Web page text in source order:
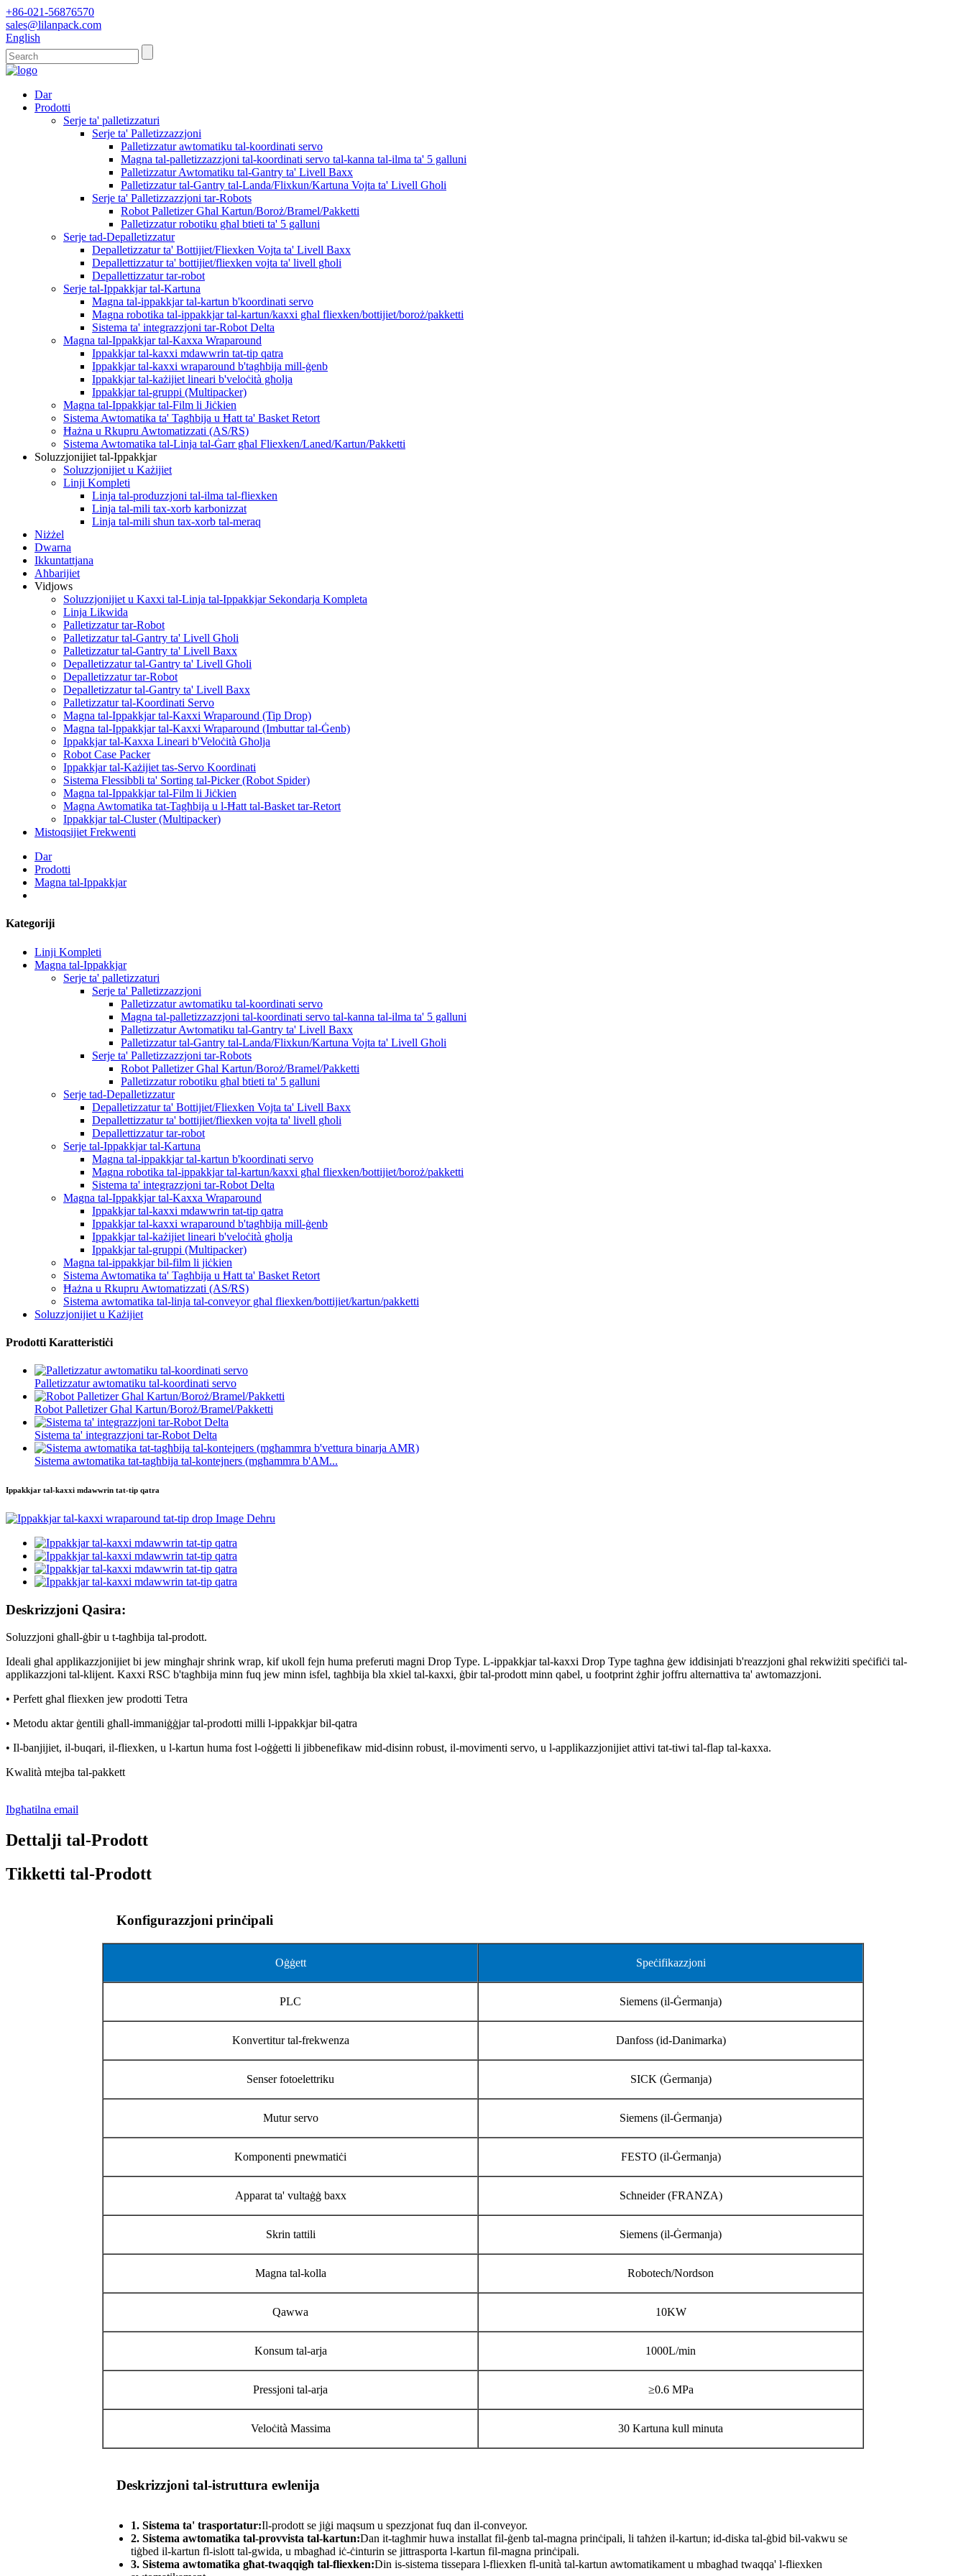
+86-021-56876570
sales@lilanpack.com
English
Dar
Prodotti
Serje ta' palletizzaturi
Serje ta' Palletizzazzjoni
Palletizzatur awtomatiku tal-koordinati servo
Magna tal-palletizzazzjoni tal-koordinati servo tal-kanna tal-ilma ta' 5 galluni
Palletizzatur Awtomatiku tal-Gantry ta' Livell Baxx
Palletizzatur tal-Gantry tal-Landa/Flixkun/Kartuna Vojta ta' Livell Għoli
Serje ta' Palletizzazzjoni tar-Robots
Robot Palletizer Għal Kartun/Boroż/Bramel/Pakketti
Palletizzatur robotiku għal btieti ta' 5 galluni
Serje tad-Depalletizzatur
Depalletizzatur ta' Bottijiet/Fliexken Vojta ta' Livell Baxx
Depallettizzatur ta' bottijiet/fliexken vojta ta' livell għoli
Depallettizzatur tar-robot
Serje tal-Ippakkjar tal-Kartuna
Magna tal-ippakkjar tal-kartun b'koordinati servo
Magna robotika tal-ippakkjar tal-kartun/kaxxi għal fliexken/bottijiet/boroż/pakketti
Sistema ta' integrazzjoni tar-Robot Delta
Magna tal-Ippakkjar tal-Kaxxa Wraparound
Ippakkjar tal-kaxxi mdawwrin tat-tip qatra
Ippakkjar tal-kaxxi wraparound b'tagħbija mill-ġenb
Ippakkjar tal-każijiet lineari b'veloċità għolja
Ippakkjar tal-gruppi (Multipacker)
Magna tal-Ippakkjar tal-Film li Jiċkien
Sistema Awtomatika ta' Tagħbija u Ħatt ta' Basket Retort
Ħażna u Rkupru Awtomatizzati (AS/RS)
Sistema Awtomatika tal-Linja tal-Ġarr għal Fliexken/Laned/Kartun/Pakketti
Soluzzjonijiet tal-Ippakkjar
Soluzzjonijiet u Każijiet
Linji Kompleti
Linja tal-produzzjoni tal-ilma tal-fliexken
Linja tal-mili tax-xorb karbonizzat
Linja tal-mili sħun tax-xorb tal-meraq
Niżżel
Dwarna
Ikkuntattjana
Aħbarijiet
Vidjows
Soluzzjonijiet u Kaxxi tal-Linja tal-Ippakkjar Sekondarja Kompleta
Linja Likwida
Palletizzatur tar-Robot
Palletizzatur tal-Gantry ta' Livell Għoli
Palletizzatur tal-Gantry ta' Livell Baxx
Depalletizzatur tal-Gantry ta' Livell Għoli
Depalletizzatur tar-Robot
Depalletizzatur tal-Gantry ta' Livell Baxx
Palletizzatur tal-Koordinati Servo
Magna tal-Ippakkjar tal-Kaxxi Wraparound (Tip Drop)
Magna tal-Ippakkjar tal-Kaxxi Wraparound (Imbuttar tal-Ġenb)
Ippakkjar tal-Kaxxa Lineari b'Veloċità Għolja
Robot Case Packer
Ippakkjar tal-Każijiet tas-Servo Koordinati
Sistema Flessibbli ta' Sorting tal-Picker (Robot Spider)
Magna tal-Ippakkjar tal-Film li Jiċkien
Magna Awtomatika tat-Tagħbija u l-Ħatt tal-Basket tar-Retort
Ippakkjar tal-Cluster (Multipacker)
Mistoqsijiet Frekwenti
Dar
Prodotti
Magna tal-Ippakkjar
Kategoriji
Linji Kompleti
Magna tal-Ippakkjar
Serje ta' palletizzaturi
Serje ta' Palletizzazzjoni
Palletizzatur awtomatiku tal-koordinati servo
Magna tal-palletizzazzjoni tal-koordinati servo tal-kanna tal-ilma ta' 5 galluni
Palletizzatur Awtomatiku tal-Gantry ta' Livell Baxx
Palletizzatur tal-Gantry tal-Landa/Flixkun/Kartuna Vojta ta' Livell Għoli
Serje ta' Palletizzazzjoni tar-Robots
Robot Palletizer Għal Kartun/Boroż/Bramel/Pakketti
Palletizzatur robotiku għal btieti ta' 5 galluni
Serje tad-Depalletizzatur
Depalletizzatur ta' Bottijiet/Fliexken Vojta ta' Livell Baxx
Depallettizzatur ta' bottijiet/fliexken vojta ta' livell għoli
Depallettizzatur tar-robot
Serje tal-Ippakkjar tal-Kartuna
Magna tal-ippakkjar tal-kartun b'koordinati servo
Magna robotika tal-ippakkjar tal-kartun/kaxxi għal fliexken/bottijiet/boroż/pakketti
Sistema ta' integrazzjoni tar-Robot Delta
Magna tal-Ippakkjar tal-Kaxxa Wraparound
Ippakkjar tal-kaxxi mdawwrin tat-tip qatra
Ippakkjar tal-kaxxi wraparound b'tagħbija mill-ġenb
Ippakkjar tal-każijiet lineari b'veloċità għolja
Ippakkjar tal-gruppi (Multipacker)
Magna tal-ippakkjar bil-film li jiċkien
Sistema Awtomatika ta' Tagħbija u Ħatt ta' Basket Retort
Ħażna u Rkupru Awtomatizzati (AS/RS)
Sistema awtomatika tal-linja tal-conveyor għal fliexken/bottijiet/kartun/pakketti
Soluzzjonijiet u Każijiet
Prodotti Karatteristiċi
Palletizzatur awtomatiku tal-koordinati servo
Robot Palletizer Għal Kartun/Boroż/Bramel/Pakketti
Sistema ta' integrazzjoni tar-Robot Delta
Sistema awtomatika tat-tagħbija tal-kontejners (mgħammra b'AM...
Ippakkjar tal-kaxxi mdawwrin tat-tip qatra
Deskrizzjoni Qasira:
Soluzzjoni għall-ġbir u t-tagħbija tal-prodott.
Ideali għal applikazzjonijiet bi jew mingħajr shrink wrap, kif ukoll fejn huma preferuti magni Drop Type. L-ippakkjar tal-kaxxi Drop Type tagħna ġew iddisinjati b'reazzjoni għal rekwiżiti speċifiċi tal-
applikazzjoni tal-klijent. Kaxxi RSC b'tagħbija minn fuq jew minn isfel, tagħbija bla xkiel tal-kaxxi, ġbir tal-prodott minn qabel, u footprint żgħir joffru alternattiva ta' awtomazzjoni.
• Perfett għal fliexken jew prodotti Tetra
• Metodu aktar ġentili għall-immaniġġjar tal-prodotti milli l-ippakkjar bil-qatra
• Il-banjijiet, il-buqari, il-fliexken, u l-kartun huma fost l-oġġetti li jibbenefikaw mid-disinn robust, il-movimenti servo, u l-applikazzjonijiet attivi tat-tiwi tal-flap tal-kaxxa.
Kwalità mtejba tal-pakkett
Ibgħatilna email
Dettalji tal-Prodott
Tikketti tal-Prodott
Konfigurazzjoni prinċipali
Oġġett Speċifikazzjoni
PLC Siemens (il-Ġermanja)
Konvertitur tal-frekwenza Danfoss (id-Danimarka)
Senser fotoelettriku SICK (Ġermanja)
Mutur servo Siemens (il-Ġermanja)
Komponenti pnewmatiċi FESTO (il-Ġermanja)
Apparat ta' vultaġġ baxx Schneider (FRANZA)
Skrin tattili Siemens (il-Ġermanja)
Magna tal-kolla Robotech/Nordson
Qawwa 10KW
Konsum tal-arja 1000L/min
Pressjoni tal-arja ≥0.6 MPa
Veloċità Massima 30 Kartuna kull minuta
Deskrizzjoni tal-istruttura ewlenija
1. Sistema ta' trasportatur:Il-prodott se jiġi maqsum u spezzjonat fuq dan il-conveyor.
2. Sistema awtomatika tal-provvista tal-kartun:Dan it-tagħmir huwa installat fil-ġenb tal-magna prinċipali, li taħżen il-kartun; id-diska tal-ġbid bil-vakwu se
tiġbed il-kartun fl-islott tal-gwida, u mbagħad iċ-ċinturin se jittrasporta l-kartun fil-magna prinċipali.
3. Sistema awtomatika għat-twaqqigħ tal-fliexken:Din is-sistema tissepara l-fliexken fl-unità tal-kartun awtomatikament u mbagħad twaqqa' l-fliexken